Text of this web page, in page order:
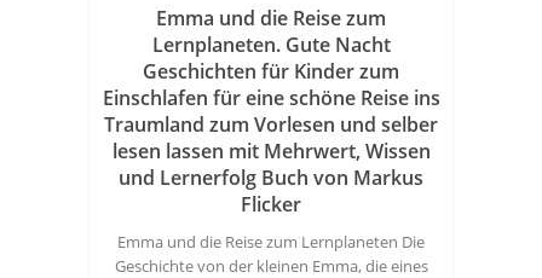
Emma und die Reise zum
Lernplaneten. Gute Nacht
Geschichten für Kinder zum
Einschlafen für eine schöne Reise ins
Traumland zum Vorlesen und selber
lesen lassen mit Mehrwert, Wissen
und Lernerfolg Buch von Markus
Flicker
Emma und die Reise zum Lernplaneten Die
Geschichte von der kleinen Emma, die eines